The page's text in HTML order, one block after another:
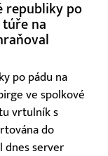
republiky po
túře na
po pádu na
ve spolkové
vrtulník s
do
dnes server